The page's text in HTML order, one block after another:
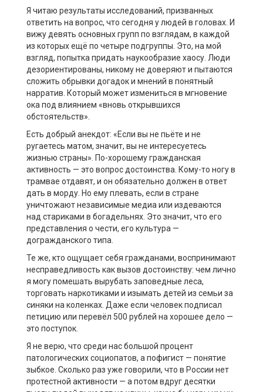
Я читаю результаты исследований, призванных
ответить на вопрос, что сегодня у людей в головах. И
вижу девять основных групп по взглядам, в каждой
из которых ещё по четыре подгруппы. Это, на мой
взгляд, попытка придать наукообразие хаосу. Люди
дезориентированы, никому не доверяют и пытаются
сложить обрывки догадок и мнений в понятный
нарратив. Который может измениться в мгновение
ока под влиянием «вновь открывшихся
обстоятельств».
Есть добрый анекдот: «Если вы не пьёте и не
ругаетесь матом, значит, вы не интересуетесь
жизнью страны». По-хорошему гражданская
активность — это вопрос достоинства. Кому-то ногу в
трамвае отдавят, и он обязательно должен в ответ
дать в морду. Но ему плевать, если в стране
уничтожают независимые медиа или издеваются
над стариками в богадельнях. Это значит, что его
представления о чести, его культура —
догражданского типа.
Те же, кто ощущает себя гражданами, воспринимают
несправедливость как вызов достоинству: чем лично
я могу помешать вырубать заповедные леса,
торговать наркотиками и изымать детей из семьи за
синяки на коленках. Даже если человек подписал
петицию или перевёл 500 рублей на хорошее дело —
это поступок.
Я не верю, что среди нас большой процент
патологических социопатов, а пофигист — понятие
зыбкое. Сколько раз уже говорили, что в России нет
протестной активности — а потом вдруг десятки